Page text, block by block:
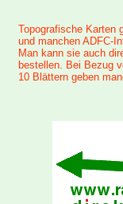
Topografische Karten
und manchen ADFC-
Man kann sie auch
bestellen. Bei Bezug
10 Blättern geben